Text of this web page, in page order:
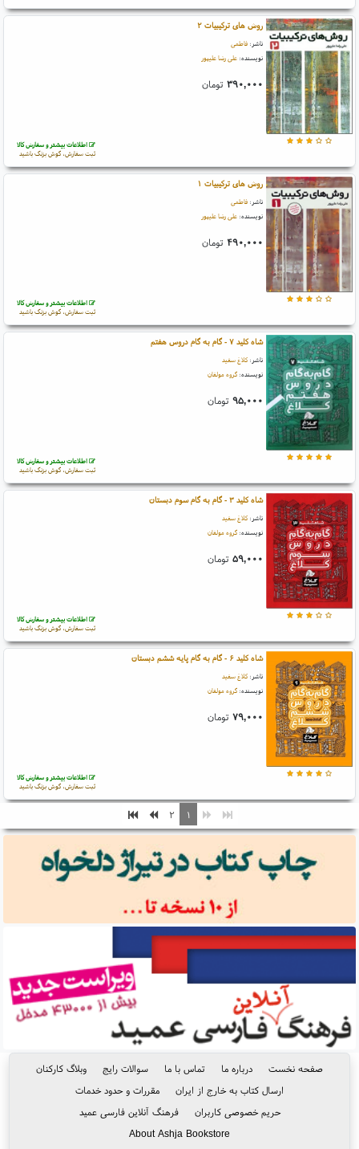
روش های ترکیبیات ۲
ناشر: فاطمی
نویسنده: علی رضا علیپور
۳۹۰,۰۰۰ تومان
اطلاعات بیشتر و سفارش کالا
ثبت سفارش، گوش بزنگ باشید
روش های ترکیبیات ۱
ناشر: فاطمی
نویسنده: علی رضا علیپور
۴۹۰,۰۰۰ تومان
اطلاعات بیشتر و سفارش کالا
ثبت سفارش، گوش بزنگ باشید
شاه کلید ۷ - گام به گام دروس هفتم
ناشر: کلاغ سفید
نویسنده: گروه مولفان
۹۵,۰۰۰ تومان
اطلاعات بیشتر و سفارش کالا
ثبت سفارش، گوش بزنگ باشید
شاه کلید ۳ - گام به گام سوم دبستان
ناشر: کلاغ سفید
نویسنده: گروه مولفان
۵۹,۰۰۰ تومان
اطلاعات بیشتر و سفارش کالا
ثبت سفارش، گوش بزنگ باشید
شاه کلید ۶ - گام به گام پایه ششم دبستان
ناشر: کلاغ سفید
نویسنده: گروه مولفان
۷۹,۰۰۰ تومان
اطلاعات بیشتر و سفارش کالا
ثبت سفارش، گوش بزنگ باشید
۱ ۲
صفحه نخست درباره ما تماس با ما سوالات رایج
وبلاگ کارکنان
ارسال کتاب به خارج از ایران
مقررات و حدود خدمات
حریم خصوصی کاربران
فرهنگ آنلاین فارسی عمید
About Ashja Bookstore